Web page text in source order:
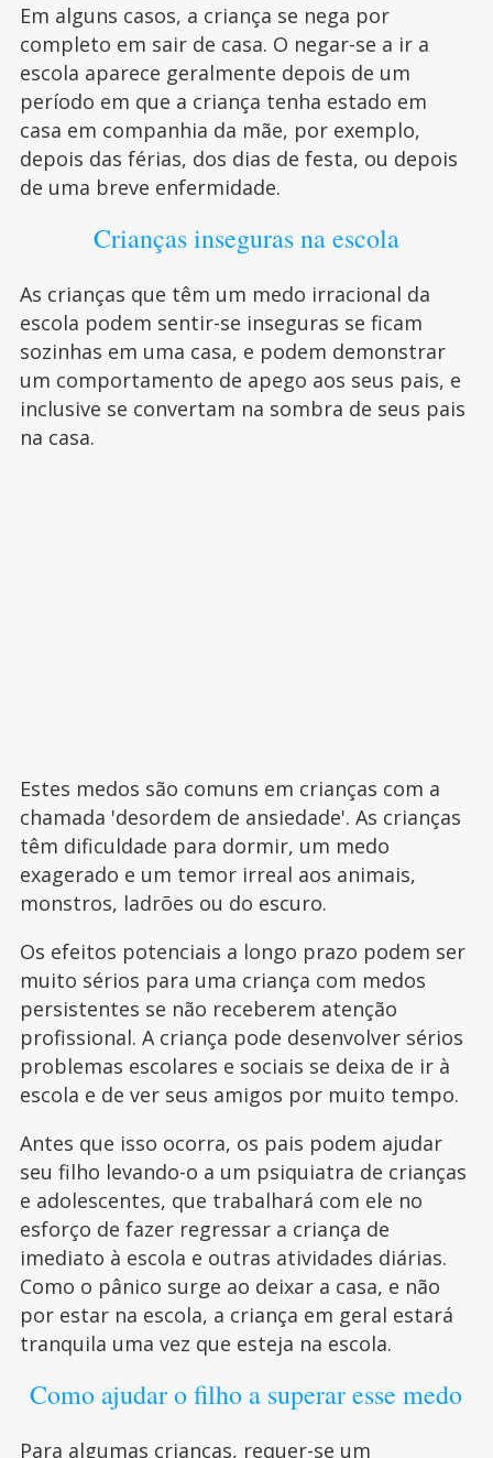
Em alguns casos, a criança se nega por
completo em sair de casa. O negar-se a ir a
escola aparece geralmente depois de um
período em que a criança tenha estado em
casa em companhia da mãe, por exemplo,
depois das férias, dos dias de festa, ou depois
de uma breve enfermidade.
Crianças inseguras na escola
As crianças que têm um medo irracional da
escola podem sentir-se inseguras se ficam
sozinhas em uma casa, e podem demonstrar
um comportamento de apego aos seus pais, e
inclusive se convertam na sombra de seus pais
na casa.
Estes medos são comuns em crianças com a
chamada 'desordem de ansiedade'. As crianças
têm dificuldade para dormir, um medo
exagerado e um temor irreal aos animais,
monstros, ladrões ou do escuro.
Os efeitos potenciais a longo prazo podem ser
muito sérios para uma criança com medos
persistentes se não receberem atenção
profissional. A criança pode desenvolver sérios
problemas escolares e sociais se deixa de ir à
escola e de ver seus amigos por muito tempo.
Antes que isso ocorra, os pais podem ajudar
seu filho levando-o a um psiquiatra de crianças
e adolescentes, que trabalhará com ele no
esforço de fazer regressar a criança de
imediato à escola e outras atividades diárias.
Como o pânico surge ao deixar a casa, e não
por estar na escola, a criança em geral estará
tranquila uma vez que esteja na escola.
Como ajudar o filho a superar esse medo
Para algumas crianças, requer-se um